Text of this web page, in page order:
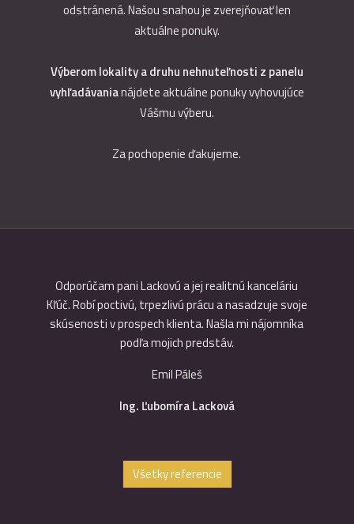
odstránená. Našou snahou je zverejňovať len
aktuálne ponuky.
Výberom lokality a druhu nehnuteľnosti z panelu
vyhľadávanianájdete aktuálne ponuky vyhovujúce
Vášmu výberu.
Za pochopenie ďakujeme.
Odporúčam pani Lackovú a jej realitnú kanceláriu
Kľúč. Robí poctivú, trpezlivú prácu a nasadzuje svoje
skúsenosti v prospech klienta. Našla mi nájomníka
podľa mojich predstáv.
Emil Páleš
Ing. Ľubomíra Lacková
Všetky referencie